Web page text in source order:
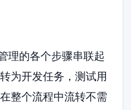
理的各个步骤串联起
为开发任务，测试用
整个流程中流转不需